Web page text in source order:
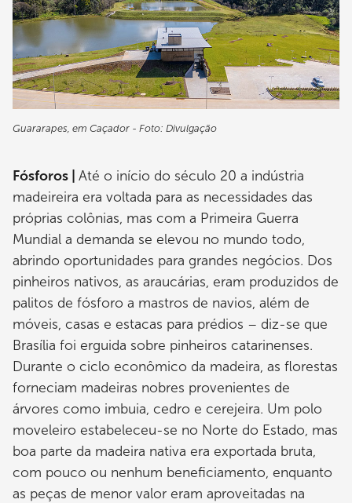
Guararapes, em Caçador - Foto: Divulgação
Fósforos | Até o início do século 20 a indústria
madeireira era voltada para as necessidades das
próprias colônias, mas com a Primeira Guerra
Mundial a demanda se elevou no mundo todo,
abrindo oportunidades para grandes negócios. Dos
pinheiros nativos, as araucárias, eram produzidos de
palitos de fósforo a mastros de navios, além de
móveis, casas e estacas para prédios – diz-se que
Brasília foi erguida sobre pinheiros catarinenses.
Durante o ciclo econômico da madeira, as florestas
forneciam madeiras nobres provenientes de
árvores como imbuia, cedro e cerejeira. Um polo
moveleiro estabeleceu-se no Norte do Estado, mas
boa parte da madeira nativa era exportada bruta,
com pouco ou nenhum beneficiamento, enquanto
as peças de menor valor eram aproveitadas na